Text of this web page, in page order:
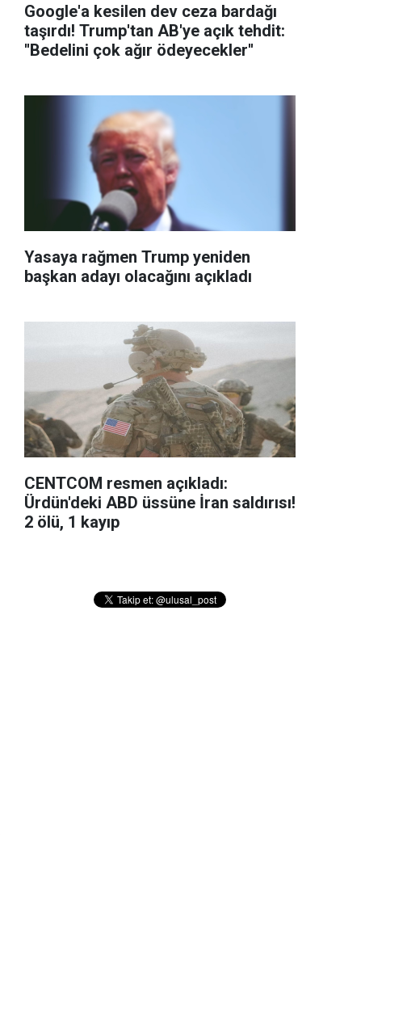
Google'a kesilen dev ceza bardağı
taşırdı! Trump'tan AB'ye açık tehdit:
''Bedelini çok ağır ödeyecekler''
Yasaya rağmen Trump yeniden
başkan adayı olacağını açıkladı
CENTCOM resmen açıkladı:
Ürdün'deki ABD üssüne İran saldırısı!
2 ölü, 1 kayıp